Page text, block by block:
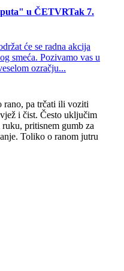
u ČETVRTak 7.
će se radna akcija
smeća. Pozivamo vas u
ozračju...
pa trčati ili voziti
i čist. Često uključim
pritisnem gumb za
Toliko o ranom jutru